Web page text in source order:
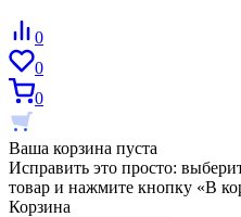
0
0
0
Ваша корзина пуста
Исправить это просто:
товар и нажмите кнопку «В
Корзина